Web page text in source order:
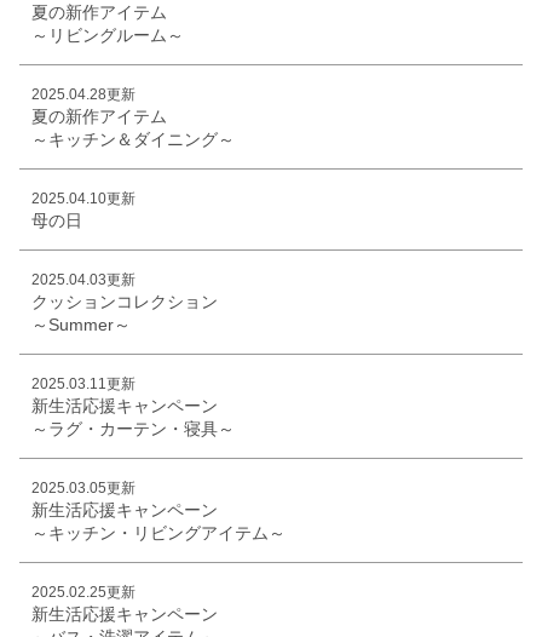
夏の新作アイテム
～リビングルーム～
2025.04.28更新
夏の新作アイテム
～キッチン＆ダイニング～
2025.04.10更新
母の日
2025.04.03更新
クッションコレクション
～Summer～
2025.03.11更新
新生活応援キャンペーン
～ラグ・カーテン・寝具～
2025.03.05更新
新生活応援キャンペーン
～キッチン・リビングアイテム～
2025.02.25更新
新生活応援キャンペーン